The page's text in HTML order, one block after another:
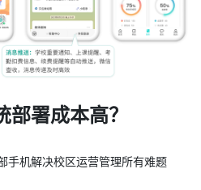
部署成本高？
手机解决校区运营管理所有难题